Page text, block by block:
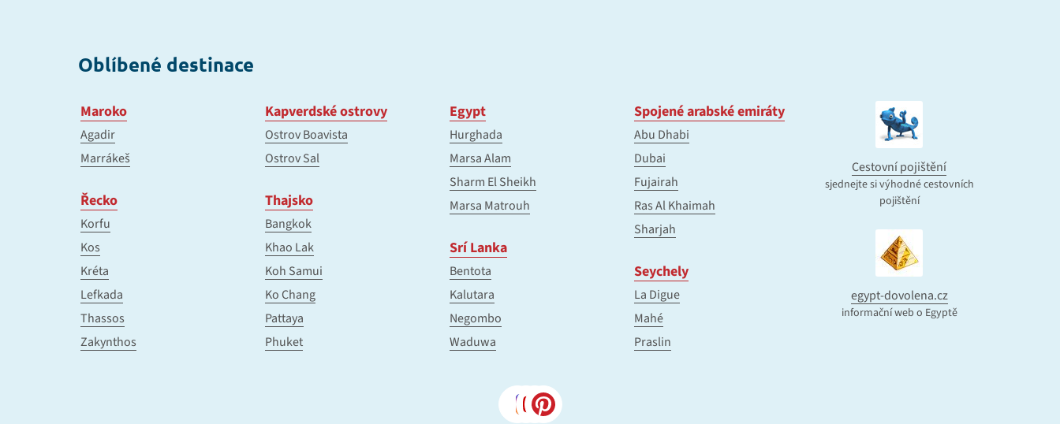
Oblíbené destinace
Maroko
Agadir
Marrákeš
Řecko
Korfu
Kos
Kréta
Lefkada
Thassos
Zakynthos
Kapverdské ostrovy
Ostrov Boavista
Ostrov Sal
Thajsko
Bangkok
Khao Lak
Koh Samui
Ko Chang
Pattaya
Phuket
Egypt
Hurghada
Marsa Alam
Sharm El Sheikh
Marsa Matrouh
Srí Lanka
Bentota
Kalutara
Negombo
Waduwa
Spojené arabské emiráty
Abu Dhabi
Dubai
Fujairah
Ras Al Khaimah
Sharjah
Seychely
La Digue
Mahé
Praslin
Cestovní pojištění
sjednejte si výhodné cestovních
pojištění
egypt-dovolena.cz
informační web o Egyptě